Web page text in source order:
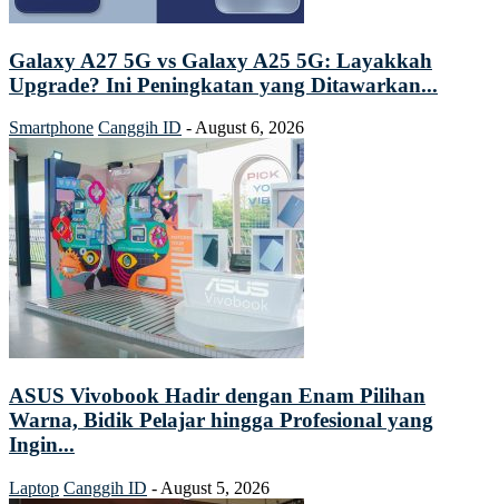
Galaxy A27 5G vs Galaxy A25 5G: Layakkah
Upgrade? Ini Peningkatan yang Ditawarkan...
Smartphone Canggih ID - August 6, 2026
ASUS Vivobook Hadir dengan Enam Pilihan
Warna, Bidik Pelajar hingga Profesional yang
Ingin...
Laptop Canggih ID - August 5, 2026